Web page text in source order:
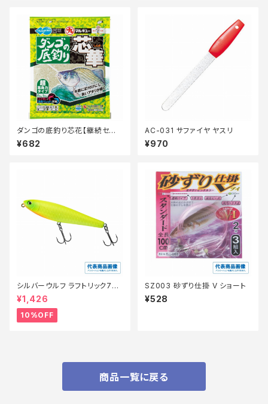
ダンゴの底釣り芯花【継続セー
ル_エサ】
¥682
AC-031 サファイヤ ヤスリ
¥970
シルバーウルフ ラフトリック70Ｆ
【スタッフ永徳浜名湖セレクト】
【10】
¥1,426
10%OFF
SZ003 砂ずり仕掛 V ショート
¥528
商品一覧に戻る